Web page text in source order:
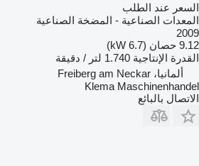
السعر عند الطلب
المعدات الصناعية - المضخة الصناعية
2009
9.12 حصان (6.7 kW)
القدرة الإنتاجية 1.740 لتر / دقيقة
ألمانيا، Freiberg am Neckar
Klema Maschinenhandel
الاتصال بالبائع